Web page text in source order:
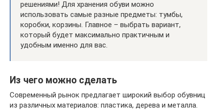
решениями! Для хранения обуви можно
использовать самые разные предметы: тумбы,
коробки, корзины. Главное – выбрать вариант,
который будет максимально практичным и
удобным именно для вас.
Из чего можно сделать
Современный рынок предлагает широкий выбор обувниц
из различных материалов: пластика, дерева и металла.